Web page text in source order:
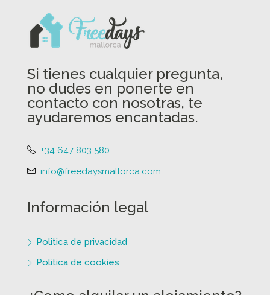
Si tienes cualquier pregunta,
no dudes en ponerte en
contacto con nosotras, te
ayudaremos encantadas.
+34 647 803 580
info@freedaysmallorca.com
Información legal
Politica de privacidad
Politica de cookies